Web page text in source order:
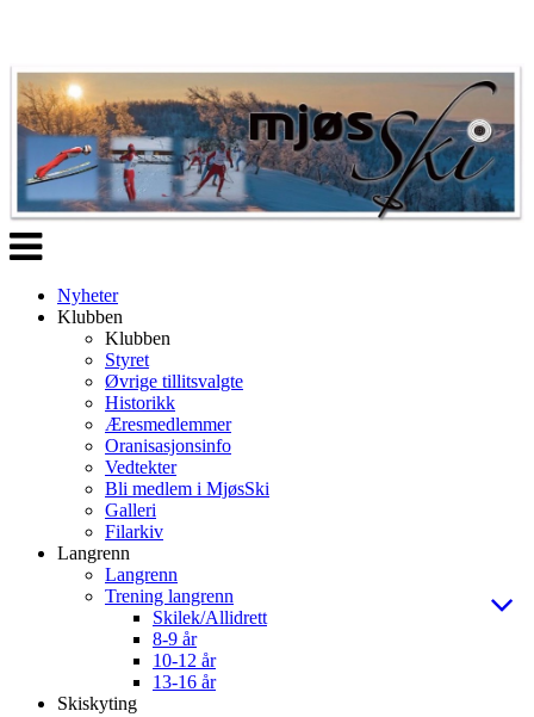
Veksle
navigasjon
Nyheter
Klubben
Klubben
Styret
Øvrige tillitsvalgte
Historikk
Æresmedlemmer
Oranisasjonsinfo
Vedtekter
Bli medlem i MjøsSki
Galleri
Filarkiv
Langrenn
Langrenn
Trening langrenn
Skilek/Allidrett
8-9 år
10-12 år
13-16 år
Skiskyting